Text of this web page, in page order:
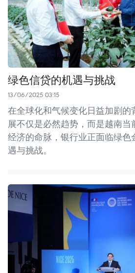
绿色信贷的机遇与挑战
13/06/2025 03:15
在全球化和气候变化日益加剧的
展不仅是必然趋势，而是越南当
经济的命脉，银行业正面临绿色
遇与挑战。